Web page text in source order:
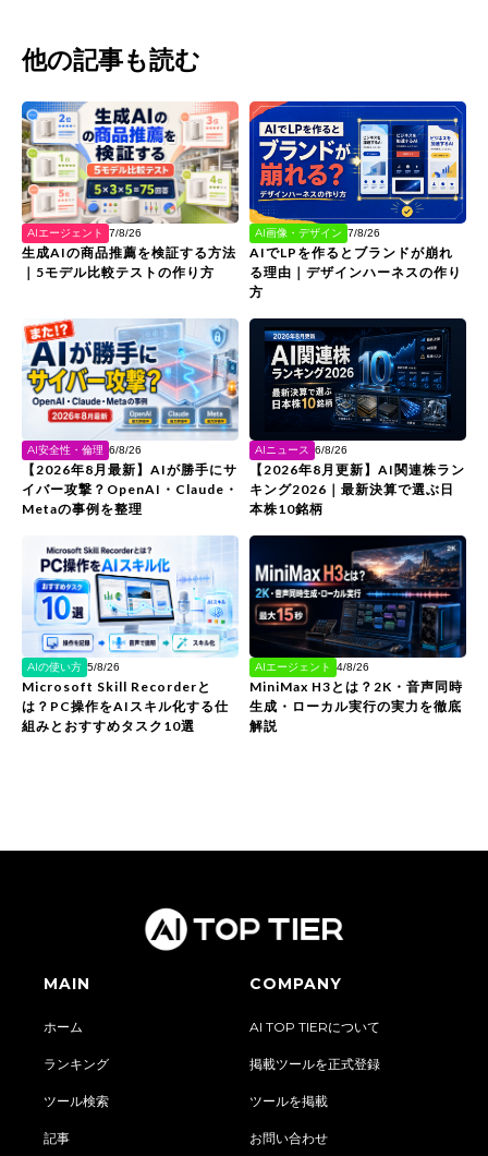
他の記事も読む
AIエージェント 7/8/26
生成AIの商品推薦を検証する方法
｜5モデル比較テストの作り方
AI画像・デザイン 7/8/26
AIでLPを作るとブランドが崩れ
る理由｜デザインハーネスの作り
方
AI安全性・倫理 6/8/26
【2026年8月最新】AIが勝手にサ
イバー攻撃？OpenAI・Claude・
Metaの事例を整理
AIニュース 6/8/26
【2026年8月更新】AI関連株ラン
キング2026｜最新決算で選ぶ日
本株10銘柄
AIの使い方 5/8/26
Microsoft Skill Recorderと
は？PC操作をAIスキル化する仕
組みとおすすめタスク10選
AIエージェント 4/8/26
MiniMax H3とは？2K・音声同時
生成・ローカル実行の実力を徹底
解説
MAIN
ホーム
ランキング
ツール検索
記事
COMPANY
AI TOP TIERについて
掲載ツールを正式登録
ツールを掲載
お問い合わせ